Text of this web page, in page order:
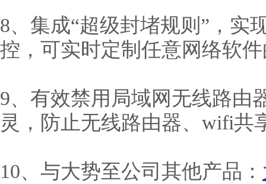
8、集成“超级封堵规则”，实
控，可实时定制任意网络软
9、有效禁用局域网无线路由
灵，防止无线路由器、wifi共
10、与大势至公司其他产品：